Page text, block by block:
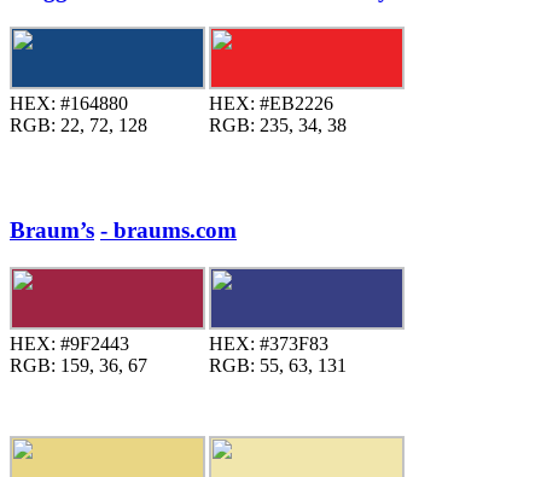
HEX: #164880
RGB: 22, 72, 128
HEX: #EB2226
RGB: 235, 34, 38
Braum’s - braums.com
HEX: #9F2443
RGB: 159, 36, 67
HEX: #373F83
RGB: 55, 63, 131